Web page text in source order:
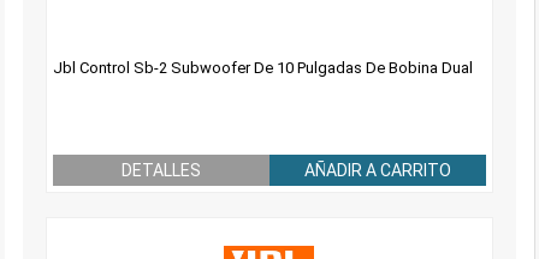
Jbl Control Sb-2 Subwoofer De 10 Pulgadas De Bobina Dual
DETALLES AÑADIR A CARRITO